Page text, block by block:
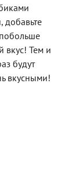
добавьте
вкус! Тем и
будут
вкусными!